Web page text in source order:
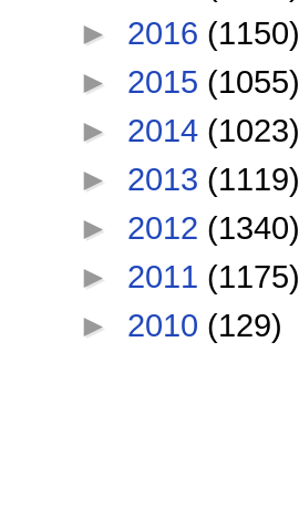
► 2016 (1150)
► 2015 (1055)
► 2014 (1023)
► 2013 (1119)
► 2012 (1340)
► 2011 (1175)
► 2010 (129)